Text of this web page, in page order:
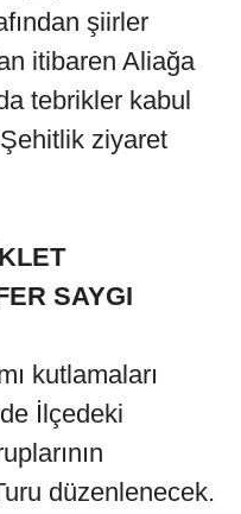
şiirler
itibaren Aliağa
tebrikler kabul
ziyaret
SAYGI
kutlamaları
İlçedeki
düzenlenecek.